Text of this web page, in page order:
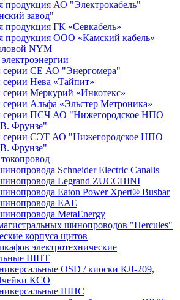
продукция АО "Электрокабель"
завод"
продукция ГК «Севкабель»
продукция ООО «Камский кабель»
NYM
серии СЕ АО "Энергомера"
серии Нева «Тайпит»
серии Меркурий «Инкотекс»
серии Альфа «Эльстер Метроника»
серии ПСЧ АО "Нижегородское НПО
Фрунзе"
серии СЭТ АО "Нижегородское НПО
Фрунзе"
Schneider Electric Canalis
Legrand ZUCCHINI
Eaton Power Xpert® Busbar
EAE
MetaEnergy
шинопроводов "Hercules"
корпуса щитов
электротехнические
ШНТ
OSD / киоски КЛ-209,
КСО
ШНС